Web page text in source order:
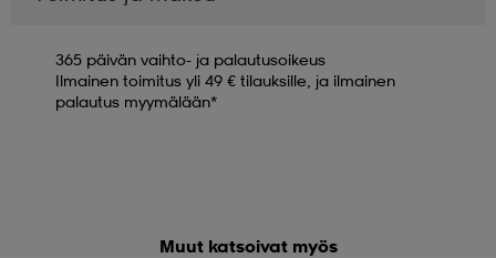
365 päivän vaihto- ja palautusoikeus
Ilmainen toimitus yli 49 € tilauksille, ja ilmainen
palautus myymälään*
Muut katsoivat myös